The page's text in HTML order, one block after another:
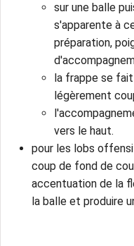
sur une balle
s'apparente à
préparation,
la frappe se
légèrement
vers le haut.
pour les lobs
coup de fond de
accentuation de la
la balle et produire